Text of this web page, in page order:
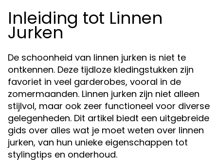
Inleiding tot Linnen
Jurken
De schoonheid van linnen jurken is niet te
ontkennen. Deze tijdloze kledingstukken zijn
favoriet in veel garderobes, vooral in de
zomermaanden. Linnen jurken zijn niet alleen
stijlvol, maar ook zeer functioneel voor diverse
gelegenheden. Dit artikel biedt een uitgebreide
gids over alles wat je moet weten over linnen
jurken, van hun unieke eigenschappen tot
stylingtips en onderhoud.